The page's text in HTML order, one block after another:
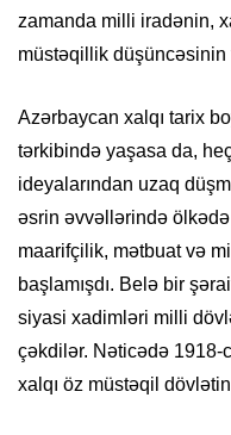
zamanda milli iradənin,
müstəqillik düşüncəsinin
Azərbaycan xalqı tarix
tərkibində yaşasa da,
ideyalarından uzaq
əsrin əvvəllərində
maarifçilik, mətbuat və
başlamışdı. Belə bir
siyasi xadimləri milli
çəkdilər. Nəticədə 1918-
xalqı öz müstəqil